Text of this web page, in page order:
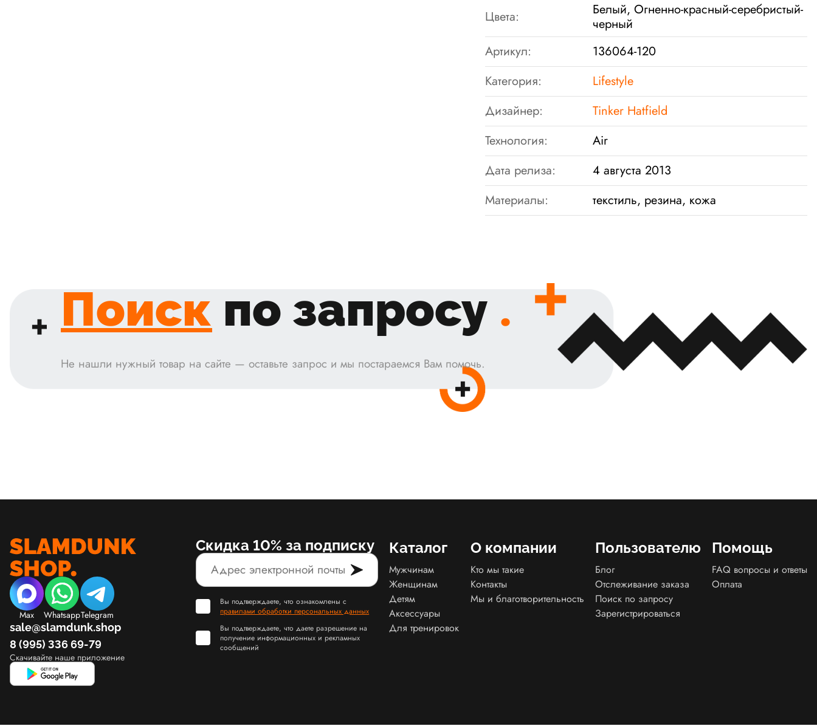
Цвета:
Белый, Огненно-красный-серебристый-
черный
Артикул:
136064-120
Категория:
Lifestyle
Дизайнер:
Tinker Hatfield
Технология:
Air
Дата релиза:
4 августа 2013
Материалы:
текстиль, резина, кожа
Поиск по запросу .
Не нашли нужный товар на сайте — оставьте запрос и мы постараемся Вам помочь.
Max WhatsappTelegram
sale@slamdunk.shop
8 (995) 336 69-79
Скачивайте наше приложение
Скидка 10% за подписку
Вы подтверждаете, что ознакомлены с
правилами обработки персональных данных
Вы подтверждаете, что даете разрешение на
получение информационных и рекламных
сообщений
Каталог
Мужчинам
Женщинам
Детям
Аксессуары
Для тренировок
О компании
Кто мы такие
Контакты
Мы и благотворительность
Пользователю
Блог
Отслеживание заказа
Поиск по запросу
Зарегистрироваться
Помощь
FAQ вопросы и ответы
Оплата